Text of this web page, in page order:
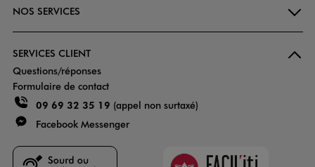
NOS SERVICES
SERVICES CLIENT
Questions/réponses
Formulaire de contact
09 69 32 35 19 (appel non surtaxé)
Facebook Messenger
Faciliti